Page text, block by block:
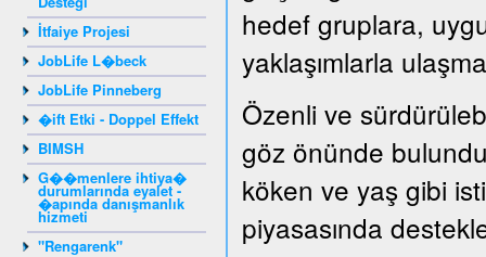
İtfaiye Projesi
JobLife L�beck
JobLife Pinneberg
�ift Etki - Doppel Effekt
BIMSH
G��menlere ihtiya�
durumlarında eyalet -
�apında danışmanlık
hizmeti
"Rengarenk"
hedef gruplara,
yaklaşımlarla
Özenli ve
göz önünde
köken ve yaş gibi
piyasasında